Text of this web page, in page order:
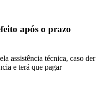
após o prazo
assistência técnica, caso der
e terá que pagar